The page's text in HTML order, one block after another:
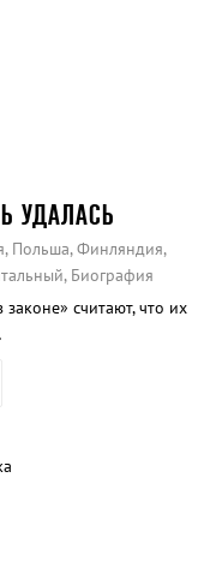
УДАЛАСЬ
Польша, Финляндия,
Биография
считают, что их